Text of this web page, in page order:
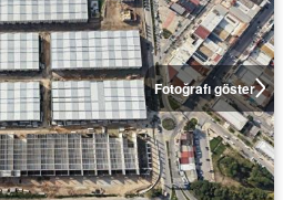
Fotoğrafı göster